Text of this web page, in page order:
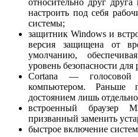
относительно друг
настроить под себя
системы;
защитник Windows и
версия защищена от
умолчанию,
уровень безопасности для
Cortana —
компьютером. Раньше
достоянием лишь
встроенный браузер
призванный заменить
быстрое включение